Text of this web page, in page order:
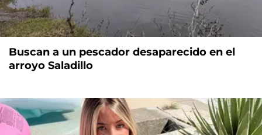
Buscan a un pescador desaparecido en el
arroyo Saladillo